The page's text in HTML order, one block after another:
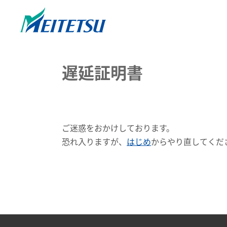
遅延証明書
ご迷惑をおかけしております。
恐れ入りますが、 はじめからやり直してくだ